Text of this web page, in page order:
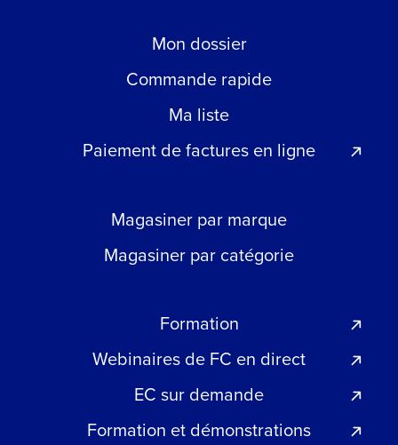
Mon dossier
Commande rapide
Ma liste
Paiement de factures en ligne
Magasiner par marque
Magasiner par catégorie
Formation
Webinaires de FC en direct
EC sur demande
Formation et démonstrations